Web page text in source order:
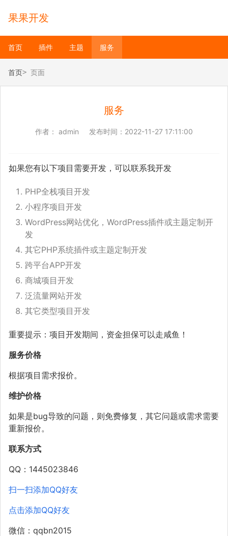
果果开发
首页 插件 主题 服务
首页 页面
服务
作者： admin 发布时间： 2022-11-27 17:11:00
如果您有以下项目需要开发，可以联系我开发
PHP全栈项目开发
小程序项目开发
WordPress网站优化，WordPress插件或主题定制开
发
其它PHP系统插件或主题定制开发
跨平台APP开发
商城项目开发
泛流量网站开发
其它类型项目开发
重要提示：项目开发期间，资金担保可以走咸鱼！
服务价格
根据项目需求报价。
维护价格
如果是bug导致的问题，则免费修复，其它问题或需求需要
重新报价。
联系方式
QQ：1445023846
扫一扫添加QQ好友
点击添加QQ好友
微信：qqbn2015